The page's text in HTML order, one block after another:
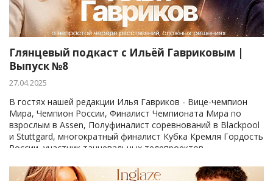
Глянцевый подкаст с Ильёй Гавриковым |
Выпуск №8
27.04.2025
В гостях нашей редакции Илья Гавриков - Вице-чемпион
Мира, Чемпион России, Финалист Чемпионата Мира по
взрослым в Assen, Полуфиналист соревнований в Blackpool
и Stuttgard, многократный финалист Кубка Кремля Гордость
России, участник танцевальных телепроектов.